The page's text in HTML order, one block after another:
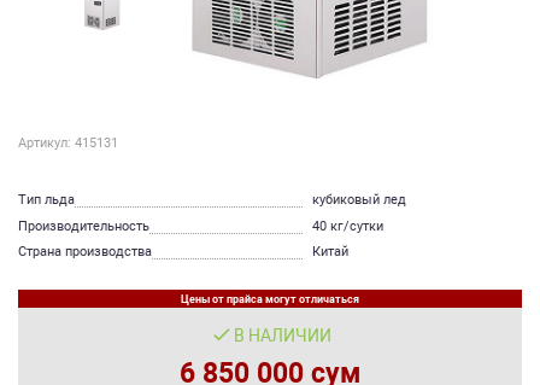
Артикул: 415131
Тип льда
кубиковый лед
Производительность
40 кг/сутки
Страна производства
Китай
Цены от прайса могут отличаться
В НАЛИЧИИ
6 850 000 сум